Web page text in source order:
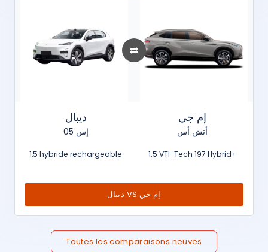
ديبال
إس 05
1,5 hybride rechargeable
إم جي
أتش أس
1.5 VTI-Tech 197 Hybrid+
ديبال VS إم جي
Toutes les comparaisons neuves